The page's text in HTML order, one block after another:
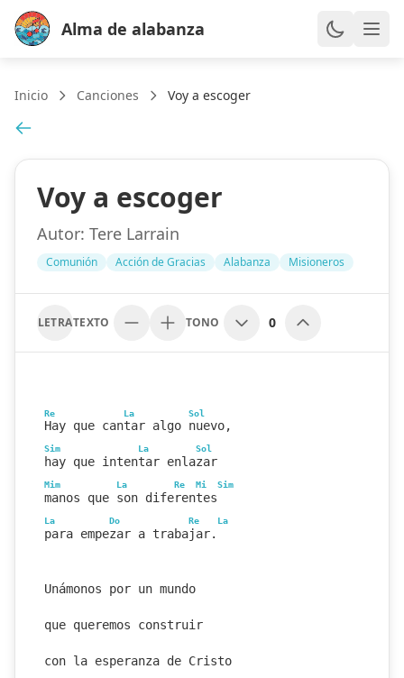
Alma de alabanza
Inicio Canciones Voy a escoger
Voy a escoger
Autor: Tere Larrain
Comunión Acción de Gracias Alabanza Misioneros
LETRATEXTO TONO 0
Re La Sol
Hay que cantar algo nuevo,
Sim La Sol
hay que intentar enlazar
Mim La Re Mi Sim
manos que son diferentes
La Do Re La
para empezar a trabajar.
Unámonos por un mundo
que queremos construir
con la esperanza de Cristo